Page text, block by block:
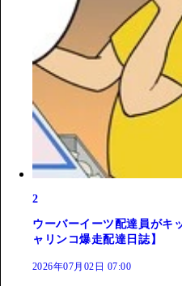
2
ウーバーイーツ配達員がキ
ャリンコ爆走配達日誌】
2026年07月02日 07:00